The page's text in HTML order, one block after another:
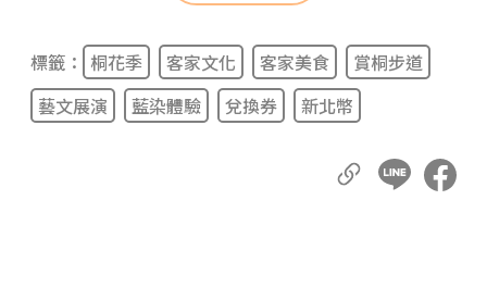
標籤： 桐花季 客家文化 客家美食
賞桐步道
藝文展演
藍染體驗 兌換券 新北幣